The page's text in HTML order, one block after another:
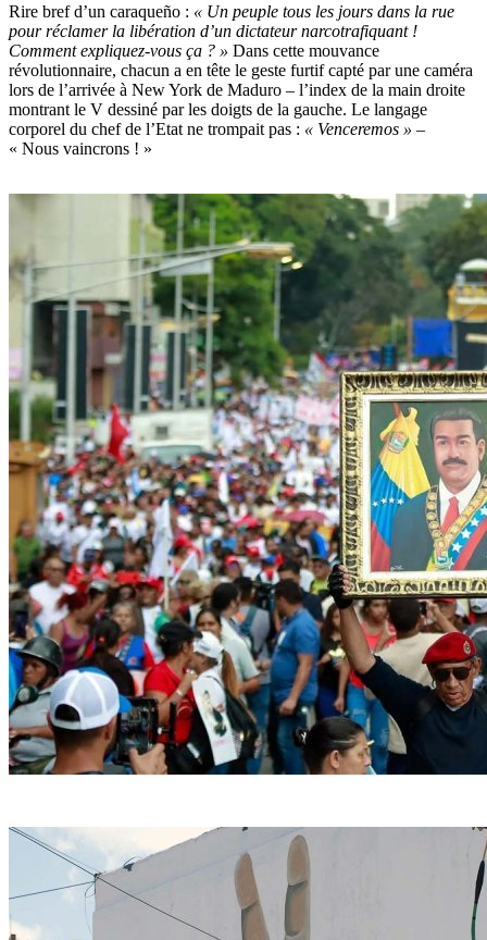
Rire bref d’un caraqueño : « Un peuple tous les jours dans la rue
pour réclamer la libération d’un dictateur narcotrafiquant !
Comment expliquez-vous ça ? » Dans cette mouvance
révolutionnaire, chacun a en tête le geste furtif capté par une caméra
lors de l’arrivée à New York de Maduro – l’index de la main droite
montrant le V dessiné par les doigts de la gauche. Le langage
corporel du chef de l’Etat ne trompait pas : « Venceremos » –
« Nous vaincrons ! »